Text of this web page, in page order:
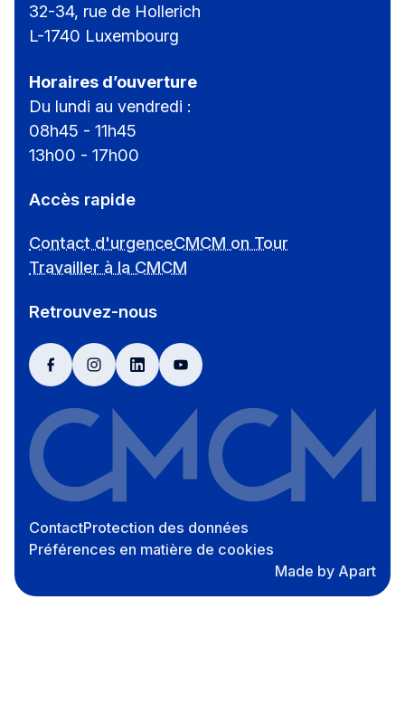
32-34, rue de Hollerich
L-1740 Luxembourg
Horaires d’ouverture
Du lundi au vendredi :
08h45 - 11h45
13h00 - 17h00
Accès rapide
Contact d'urgenceCMCM on Tour
Travailler à la CMCM
Retrouvez-nous
facebookinstagramlinkedinyoutube
ContactProtection des données
Préférences en matière de cookies
Made by Apart